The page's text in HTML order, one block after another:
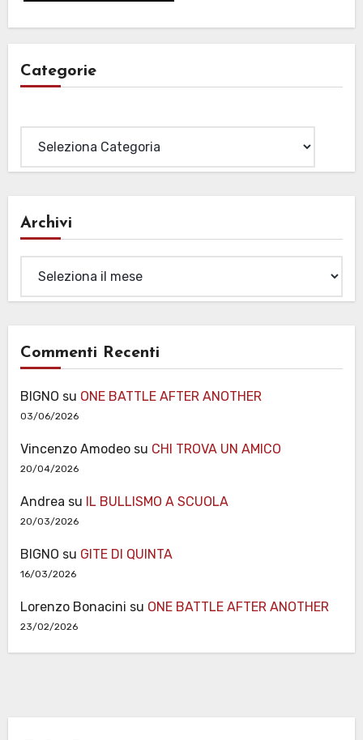
Categorie
Archivi
Commenti Recenti
BIGNO su ONE BATTLE AFTER ANOTHER
03/06/2026
Vincenzo Amodeosu CHI TROVA UN AMICO
20/04/2026
Andrea su IL BULLISMO A SCUOLA
20/03/2026
BIGNO su GITE DI QUINTA
16/03/2026
Lorenzo Bonacini su ONE BATTLE AFTER ANOTHER
23/02/2026